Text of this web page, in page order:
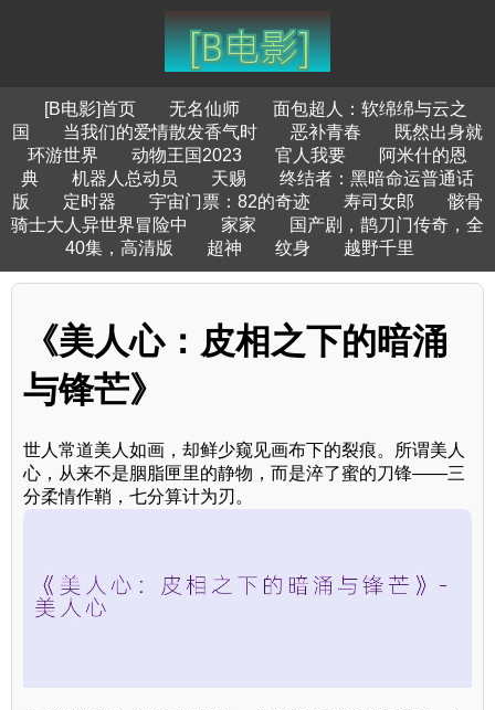
[B电影]首页 无名仙师
面包超人：软绵绵与云之
国
当我们的爱情散发香气时 恶补青春
既然出身就
环游世界
动物王国2023 官人我要
阿米什的恩
典
机器人总动员 天赐
终结者：黑暗命运普通话
版
定时器 宇宙门票：82的奇迹 寿司女郎
骸骨
骑士大人异世界冒险中
家家
国产剧，鹊刀门传奇，全
40集，高清版
超神 纹身 越野千里
《美人心：皮相之下的暗涌
与锋芒》
世人常道美人如画，却鲜少窥见画布下的裂痕。所谓美人
心，从来不是胭脂匣里的静物，而是淬了蜜的刀锋——三
分柔情作鞘，七分算计为刃。